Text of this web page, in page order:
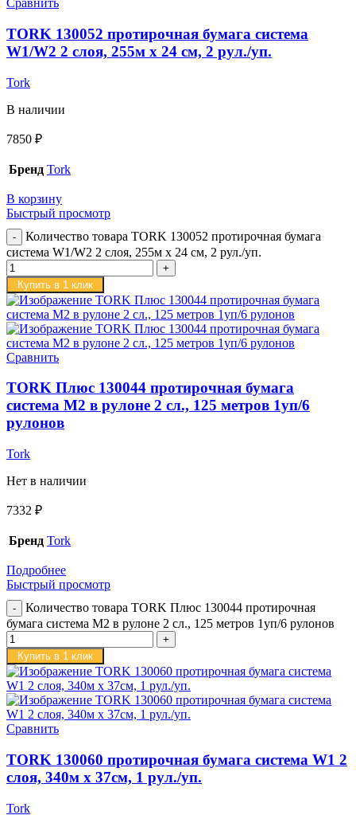
Сравнить
TORK 130052 протирочная бумага система
W1/W2 2 слоя, 255м х 24 см, 2 рул./уп.
Tork
В наличии
7850 ₽
Бренд Tork
В корзину
Быстрый просмотр
Количество товара TORK 130052 протирочная бумага
система W1/W2 2 слоя, 255м х 24 см, 2 рул./уп.
Купить в 1 клик
Сравнить
TORK Плюс 130044 протирочная бумага
система M2 в рулоне 2 сл., 125 метров 1уп/6
рулонов
Tork
Нет в наличии
7332 ₽
Бренд Tork
Подробнее
Быстрый просмотр
Количество товара TORK Плюс 130044 протирочная
бумага система M2 в рулоне 2 сл., 125 метров 1уп/6 рулонов
Купить в 1 клик
Сравнить
TORK 130060 протирочная бумага система W1 2
слоя, 340м х 37см, 1 рул./уп.
Tork